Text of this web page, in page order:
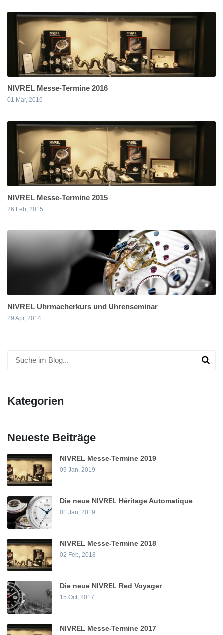
NIVREL Messe-Termine 2016
01 Mar, 2016
NIVREL Messe-Termine 2015
26 Feb, 2015
NIVREL Uhrmacherkurs und Uhrenseminar
29 Apr, 2014
Kategorien
Neueste Beiträge
NIVREL Messe-Termine 2019
09 Jan, 2019
Die neue NIVREL Héritage Automatique
01 Jan, 2019
NIVREL Messe-Termine 2018
02 Feb, 2018
Die neue NIVREL Red Voyager
15 Oct, 2017
NIVREL Messe-Termine 2017